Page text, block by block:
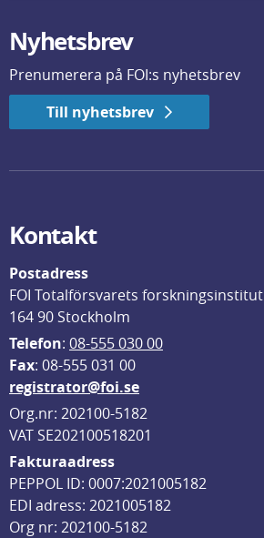
Nyhetsbrev
Prenumerera på FOI:s nyhetsbrev
Till nyhetsbrev
Kontakt
Postadress
FOI Totalförsvarets forskningsinstitut
164 90 Stockholm
Telefon: 08-555 030 00
Fax: 08-555 031 00
registrator@foi.se
Org.nr: 202100-5182
VAT SE202100518201
Fakturaadress
PEPPOL ID: 0007:2021005182
EDI adress: 2021005182
Org nr: 202100-5182